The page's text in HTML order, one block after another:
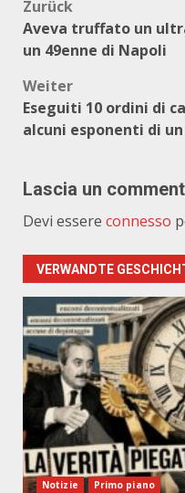
Zurück
Aveva truffato un
un 49enne di Napoli
Weiter
Eseguiti 10 ordini di
alcuni esponenti di
Lascia un
Devi essere connesso
VERWANDTE
Notizie Primo piano